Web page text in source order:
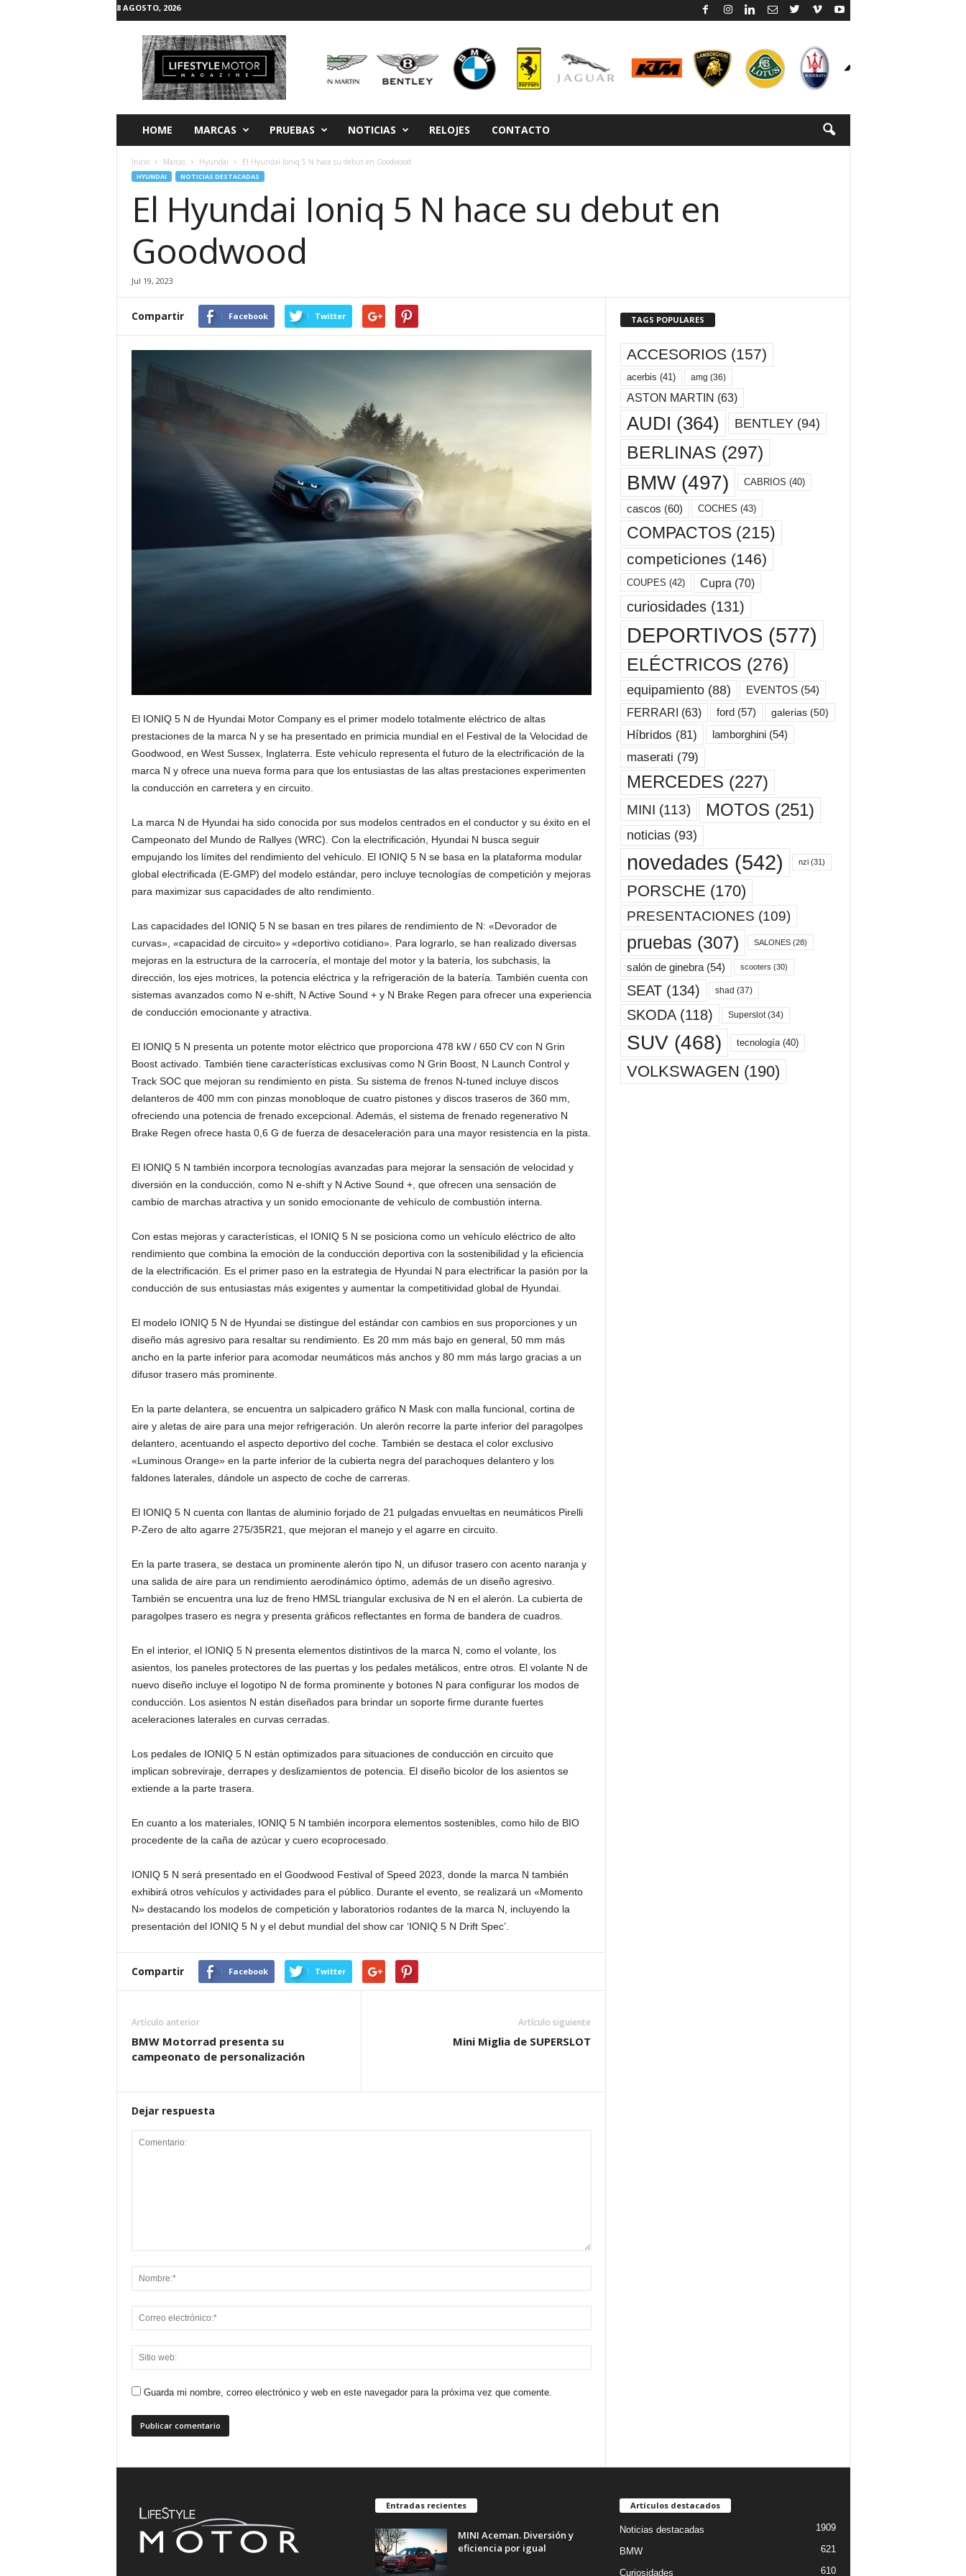
8 AGOSTO, 2026
HOME MARCAS PRUEBAS NOTICIAS RELOJES CONTACTO
Inicio Marcas Hyundai El Hyundai Ioniq 5 N hace su debut en Goodwood
HYUNDAI NOTICIAS DESTACADAS
El Hyundai Ioniq 5 N hace su debut en
Goodwood
Jul 19, 2023
Compartir Facebook Twitter
El IONIQ 5 N de Hyundai Motor Company es el primer modelo totalmente eléctrico de altas
prestaciones de la marca N y se ha presentado en primicia mundial en el Festival de la Velocidad de
Goodwood, en West Sussex, Inglaterra. Este vehículo representa el futuro de la electrificación de la
marca N y ofrece una nueva forma para que los entusiastas de las altas prestaciones experimenten
la conducción en carretera y en circuito.
La marca N de Hyundai ha sido conocida por sus modelos centrados en el conductor y su éxito en el
Campeonato del Mundo de Rallyes (WRC). Con la electrificación, Hyundai N busca seguir
empujando los límites del rendimiento del vehículo. El IONIQ 5 N se basa en la plataforma modular
global electrificada (E-GMP) del modelo estándar, pero incluye tecnologías de competición y mejoras
para maximizar sus capacidades de alto rendimiento.
Las capacidades del IONIQ 5 N se basan en tres pilares de rendimiento de N: «Devorador de
curvas», «capacidad de circuito» y «deportivo cotidiano». Para lograrlo, se han realizado diversas
mejoras en la estructura de la carrocería, el montaje del motor y la batería, los subchasis, la
dirección, los ejes motrices, la potencia eléctrica y la refrigeración de la batería. También cuenta con
sistemas avanzados como N e-shift, N Active Sound + y N Brake Regen para ofrecer una experiencia
de conducción emocionante y atractiva.
El IONIQ 5 N presenta un potente motor eléctrico que proporciona 478 kW / 650 CV con N Grin
Boost activado. También tiene características exclusivas como N Grin Boost, N Launch Control y
Track SOC que mejoran su rendimiento en pista. Su sistema de frenos N-tuned incluye discos
delanteros de 400 mm con pinzas monobloque de cuatro pistones y discos traseros de 360 mm,
ofreciendo una potencia de frenado excepcional. Además, el sistema de frenado regenerativo N
Brake Regen ofrece hasta 0,6 G de fuerza de desaceleración para una mayor resistencia en la pista.
El IONIQ 5 N también incorpora tecnologías avanzadas para mejorar la sensación de velocidad y
diversión en la conducción, como N e-shift y N Active Sound +, que ofrecen una sensación de
cambio de marchas atractiva y un sonido emocionante de vehículo de combustión interna.
Con estas mejoras y características, el IONIQ 5 N se posiciona como un vehículo eléctrico de alto
rendimiento que combina la emoción de la conducción deportiva con la sostenibilidad y la eficiencia
de la electrificación. Es el primer paso en la estrategia de Hyundai N para electrificar la pasión por la
conducción de sus entusiastas más exigentes y aumentar la competitividad global de Hyundai.
El modelo IONIQ 5 N de Hyundai se distingue del estándar con cambios en sus proporciones y un
diseño más agresivo para resaltar su rendimiento. Es 20 mm más bajo en general, 50 mm más
ancho en la parte inferior para acomodar neumáticos más anchos y 80 mm más largo gracias a un
difusor trasero más prominente.
En la parte delantera, se encuentra un salpicadero gráfico N Mask con malla funcional, cortina de
aire y aletas de aire para una mejor refrigeración. Un alerón recorre la parte inferior del paragolpes
delantero, acentuando el aspecto deportivo del coche. También se destaca el color exclusivo
«Luminous Orange» en la parte inferior de la cubierta negra del parachoques delantero y los
faldones laterales, dándole un aspecto de coche de carreras.
El IONIQ 5 N cuenta con llantas de aluminio forjado de 21 pulgadas envueltas en neumáticos Pirelli
P-Zero de alto agarre 275/35R21, que mejoran el manejo y el agarre en circuito.
En la parte trasera, se destaca un prominente alerón tipo N, un difusor trasero con acento naranja y
una salida de aire para un rendimiento aerodinámico óptimo, además de un diseño agresivo.
También se encuentra una luz de freno HMSL triangular exclusiva de N en el alerón. La cubierta de
paragolpes trasero es negra y presenta gráficos reflectantes en forma de bandera de cuadros.
En el interior, el IONIQ 5 N presenta elementos distintivos de la marca N, como el volante, los
asientos, los paneles protectores de las puertas y los pedales metálicos, entre otros. El volante N de
nuevo diseño incluye el logotipo N de forma prominente y botones N para configurar los modos de
conducción. Los asientos N están diseñados para brindar un soporte firme durante fuertes
aceleraciones laterales en curvas cerradas.
Los pedales de IONIQ 5 N están optimizados para situaciones de conducción en circuito que
implican sobreviraje, derrapes y deslizamientos de potencia. El diseño bicolor de los asientos se
extiende a la parte trasera.
En cuanto a los materiales, IONIQ 5 N también incorpora elementos sostenibles, como hilo de BIO
procedente de la caña de azúcar y cuero ecoprocesado.
IONIQ 5 N será presentado en el Goodwood Festival of Speed 2023, donde la marca N también
exhibirá otros vehículos y actividades para el público. Durante el evento, se realizará un «Momento
N» destacando los modelos de competición y laboratorios rodantes de la marca N, incluyendo la
presentación del IONIQ 5 N y el debut mundial del show car ‘IONIQ 5 N Drift Spec’.
Compartir Facebook Twitter
Artículo anterior
BMW Motorrad presenta su
campeonato de personalización
Artículo siguiente
Mini Miglia de SUPERSLOT
Dejar respuesta
Guarda mi nombre, correo electrónico y web en este navegador para la próxima vez que comente.
TAGS POPULARES
ACCESORIOS (157)
acerbis (41) amg (36)
ASTON MARTIN (63)
AUDI (364) BENTLEY(94)
BERLINAS (297)
BMW(497) CABRIOS (40)
cascos (60) COCHES (43)
COMPACTOS(215)
competiciones (146)
COUPES (42) Cupra (70)
curiosidades(131)
DEPORTIVOS (577)
ELÉCTRICOS (276)
equipamiento(88) EVENTOS(54)
FERRARI (63) ford(57) galerias(50)
Híbridos (81) lamborghini(54)
maserati (79)
MERCEDES (227)
MINI (113) MOTOS (251)
noticias(93)
novedades (542) nzi(31)
PORSCHE (170)
PRESENTACIONES (109)
pruebas (307) SALONES(28)
salón de ginebra(54) scooters (30)
SEAT(134) shad (37)
SKODA(118) Superslot(34)
SUV(468) tecnología(40)
VOLKSWAGEN (190)
Entradas recientes
MINI Aceman. Diversión y
eficiencia por igual
Artículos destacados
Noticias destacadas 1909
BMW 621
Curiosidades 610